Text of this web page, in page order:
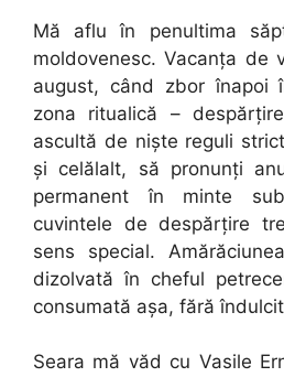
Mă aflu în penultima
moldovenesc. Vacanța de
august, când zbor înapoi
zona ritualică –
ascultă de niște reguli
și celălalt, să pronunți
permanent în minte
cuvintele de despărțire
sens special.
dizolvată în cheful
consumată așa, fără
Seara mă văd cu Vasile